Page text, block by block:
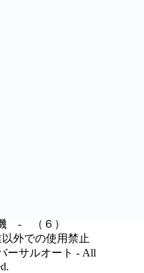
‐ （６）
外での使用禁止
ーサルオート - All